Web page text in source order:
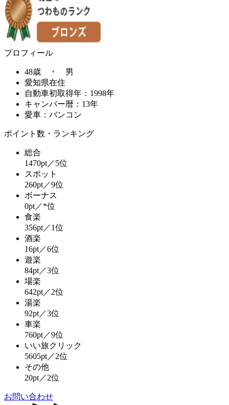
プロフィール
48歳 ・ 男
愛知県在住
自動車初取得年：1998年
キャンパー暦：13年
愛車：バンコン
ポイント数・ランキング
総合
1470pt／5位
スポット
260pt／9位
ボーナス
0pt／*位
食楽
356pt／1位
酒楽
16pt／6位
遊楽
84pt／3位
場楽
642pt／2位
湯楽
92pt／3位
車楽
760pt／9位
いい旅クリック
5605pt／2位
その他
20pt／2位
お問い合わせ